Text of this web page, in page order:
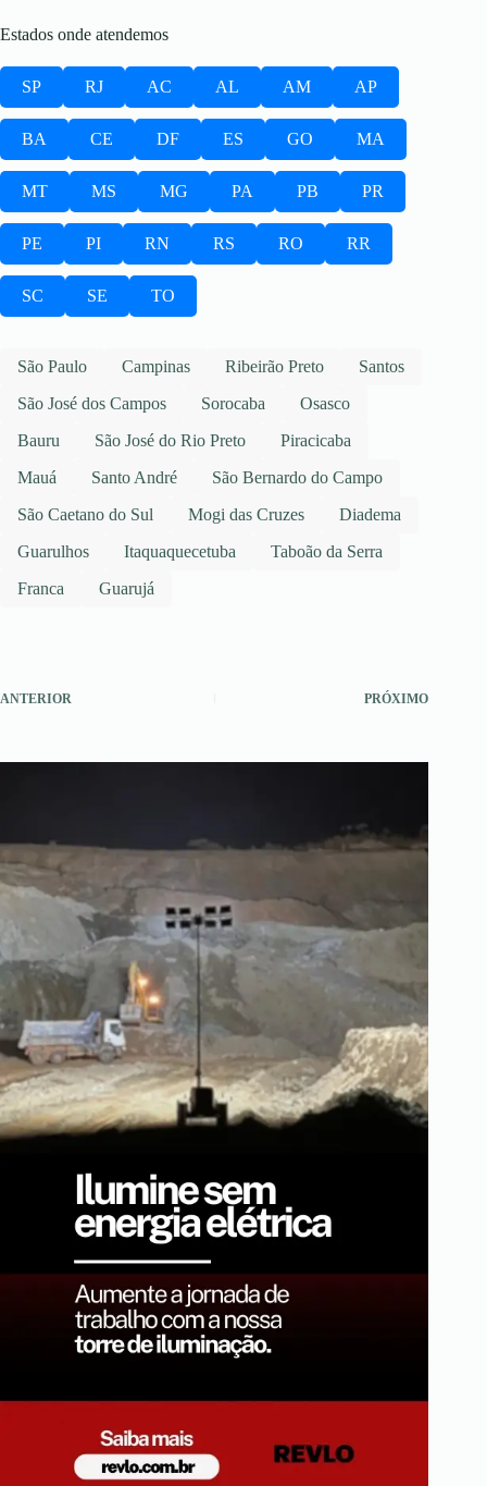
Estados onde atendemos
SP RJ AC AL AM AP
BA CE DF ES GO MA
MT MS MG PA PB PR
PE PI RN RS RO RR
SC SE TO
São Paulo Campinas Ribeirão Preto
Santos
São José dos Campos
Sorocaba
Osasco
Bauru
São José do Rio Preto
Piracicaba
Mauá
Santo André
São Bernardo do Campo
São Caetano do Sul
Mogi das Cruzes
Diadema
Guarulhos
Itaquaquecetuba
Taboão da Serra
Franca
Guarujá
ANTERIOR PRÓXIMO